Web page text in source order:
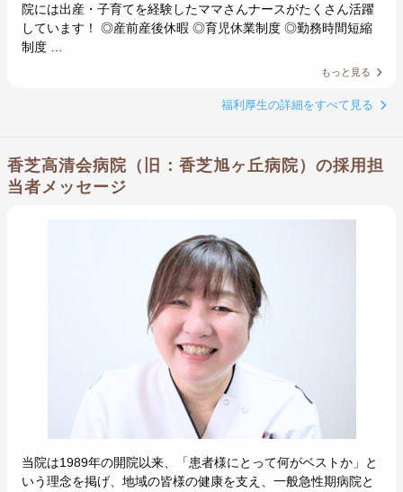
院には出産・子育てを経験したママさんナースがたくさん活躍
しています！ ◎産前産後休暇 ◎育児休業制度 ◎勤務時間短縮
制度 …
もっと見る
福利厚生の詳細をすべて見る
香芝高清会病院（旧：香芝旭ヶ丘病院）の採用担
当者メッセージ
当院は1989年の開院以来、「患者様にとって何がベストか」と
いう理念を掲げ、地域の皆様の健康を支え、一般急性期病院と